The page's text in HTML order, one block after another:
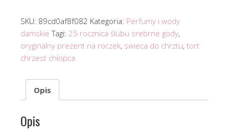
SKU: 89cd0af8f082 Kategoria: Perfumy i wody
damskie Tagi: 25 rocznica ślubu srebrne gody,
oryginalny prezent na roczek, swieca do chrztu, tort
chrzest chlopca
Opis
Opis